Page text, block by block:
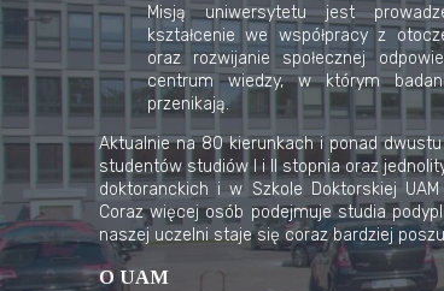
Misją uniwersytetu jest
kształcenie we współpracy z
oraz rozwijanie społecznej
centrum wiedzy, w którym
przenikają.
Aktualnie na 80 kierunkach i ponad
studentów studiów I i II stopnia oraz
doktoranckich i w Szkole Doktorskiej
Coraz więcej osób podejmuje studia
naszej uczelni staje się coraz bardziej
O UAM